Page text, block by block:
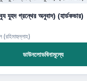
রাসূলের চোখে দুনিয়া (কিতাবুয যুহদ গ্রন্থের অনুবাদ) (হার্ডকভার)
ডাউনলোডবিনামূল্যে